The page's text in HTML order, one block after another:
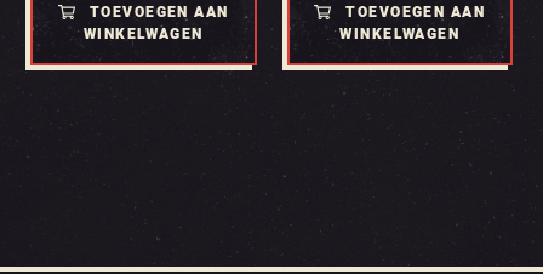
TOEVOEGEN AAN
WINKELWAGEN
TOEVOEGEN AAN
WINKELWAGEN